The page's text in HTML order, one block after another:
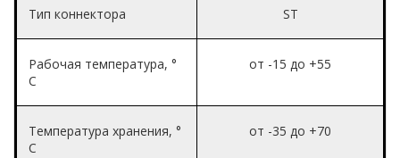
Тип коннектора ST
Рабочая температура, °
C
от -15 до +55
Температура хранения, °
C
от -35 до +70